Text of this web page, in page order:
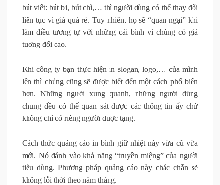
bút viết: bút bi, bút chì,… thì người dùng có thể thay đổi
liên tục vì giá quá rẻ. Tuy nhiên, họ sẽ “quan ngại” khi
làm điều tương tự với những cái bình vì chúng có giá
tương đối cao.
Khi công ty bạn thực hiện in slogan, logo,… của mình
lên thì chúng cũng sẽ được biết đến một cách phổ biến
hơn. Những người xung quanh, những người dùng
chung đều có thể quan sát được các thông tin ấy chứ
không chỉ có riêng người được tặng.
Cách thức quảng cáo in bình giữ nhiệt này vừa cũ vừa
mới. Nó đánh vào khả năng “truyền miệng” của người
tiêu dùng. Phương pháp quảng cáo này chắc chắn sẽ
không lỗi thời theo năm tháng.